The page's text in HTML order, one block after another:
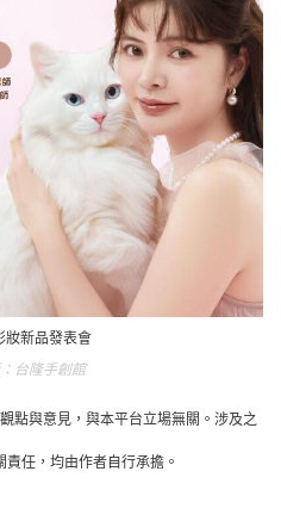
妝新品發表會
台隆手創館
點與意見，與本平台立場無關。涉及之
任，均由作者自行承擔。